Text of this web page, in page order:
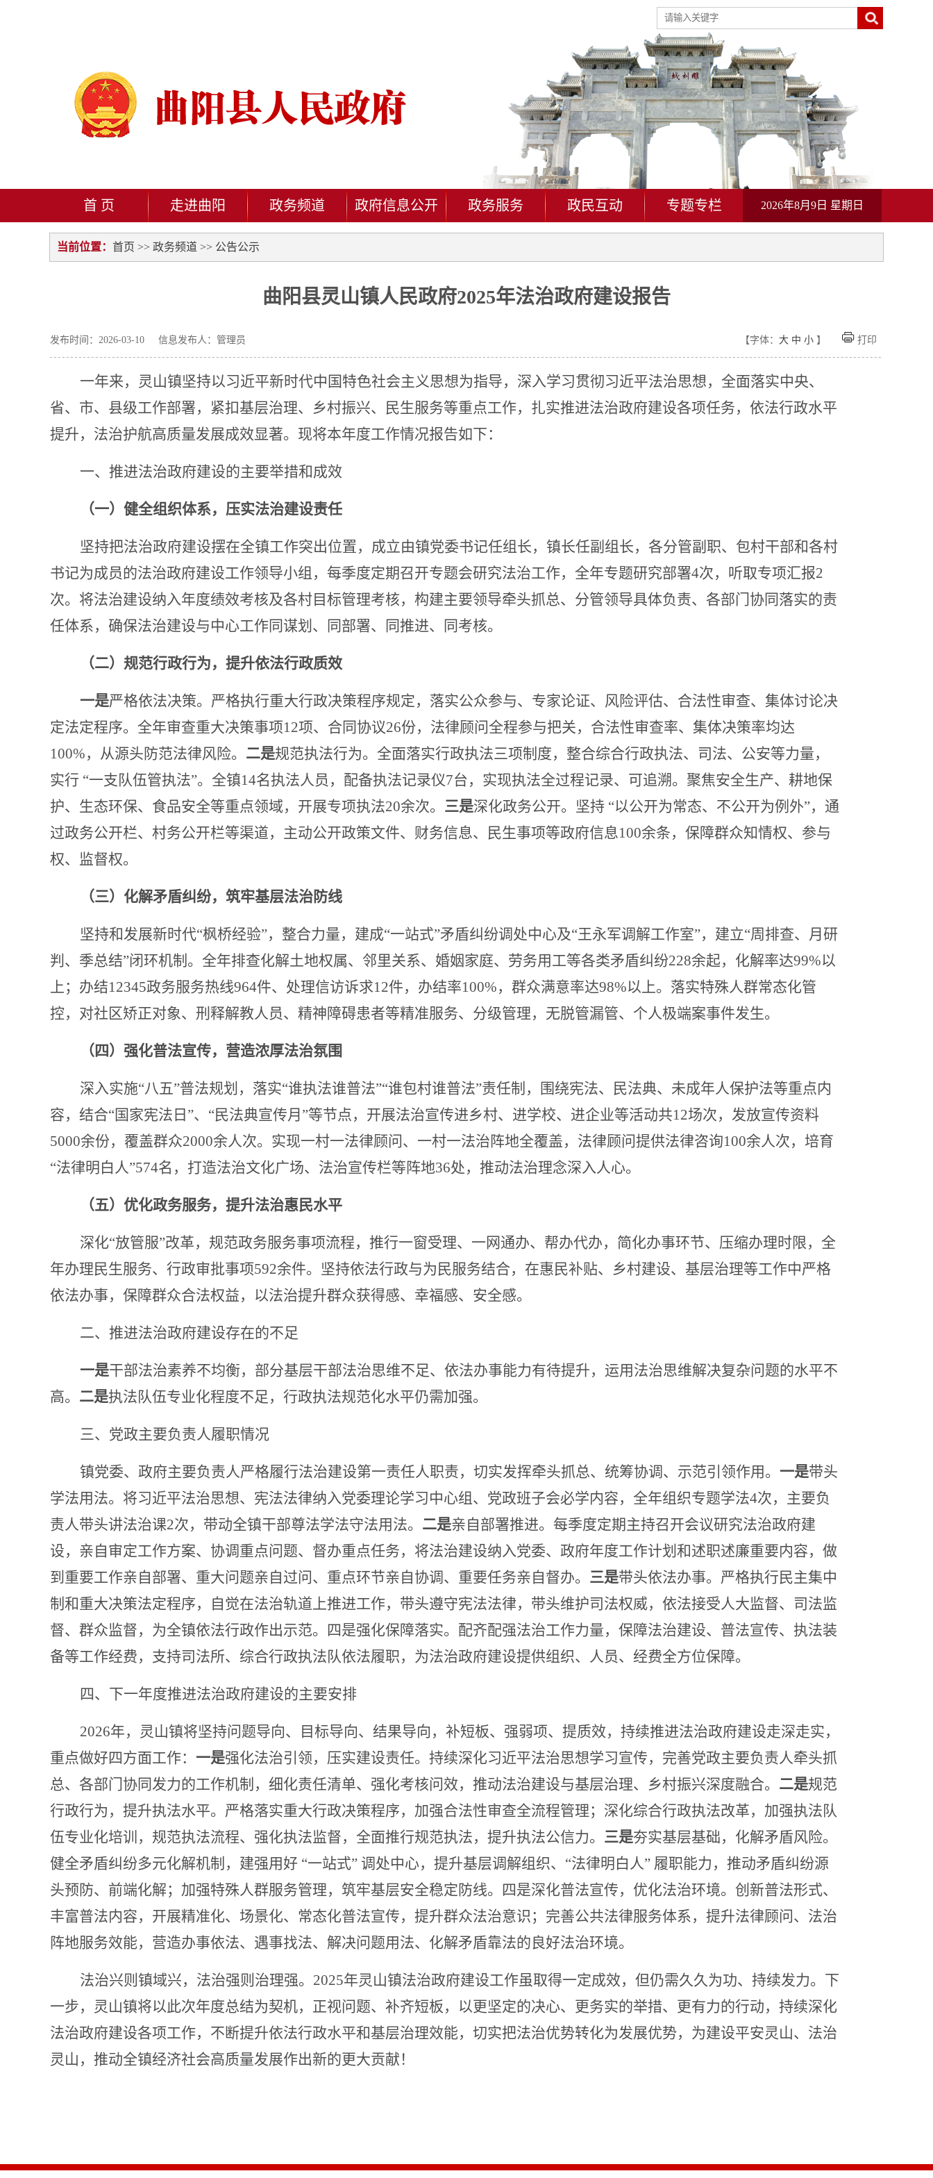
首 页 走进曲阳 政务频道 政府信息公开 政务服务 政民互动 专题专栏 2026年8月9日 星期日
当前位置： 首页 >> 政务频道 >> 公告公示
曲阳县灵山镇人民政府2025年法治政府建设报告
发布时间：2026-03-10 信息发布人：管理员 【字体： 大 中 小 】 打印
一年来，灵山镇坚持以习近平新时代中国特色社会主义思想为指导，深入学习贯彻习近平法治思想，全面落实中央、
省、市、县级工作部署，紧扣基层治理、乡村振兴、民生服务等重点工作，扎实推进法治政府建设各项任务，依法行政水平
提升，法治护航高质量发展成效显著。现将本年度工作情况报告如下：
一、推进法治政府建设的主要举措和成效
（一）健全组织体系，压实法治建设责任
坚持把法治政府建设摆在全镇工作突出位置，成立由镇党委书记任组长，镇长任副组长，各分管副职、包村干部和各村
书记为成员的法治政府建设工作领导小组，每季度定期召开专题会研究法治工作，全年专题研究部署4次，听取专项汇报2
次。将法治建设纳入年度绩效考核及各村目标管理考核，构建主要领导牵头抓总、分管领导具体负责、各部门协同落实的责
任体系，确保法治建设与中心工作同谋划、同部署、同推进、同考核。
（二）规范行政行为，提升依法行政质效
一是严格依法决策。严格执行重大行政决策程序规定，落实公众参与、专家论证、风险评估、合法性审查、集体讨论决
定法定程序。全年审查重大决策事项12项、合同协议26份，法律顾问全程参与把关，合法性审查率、集体决策率均达
100%，从源头防范法律风险。 二是规范执法行为。全面落实行政执法三项制度，整合综合行政执法、司法、公安等力量，
实行 “一支队伍管执法”。全镇14名执法人员，配备执法记录仪7台，实现执法全过程记录、可追溯。聚焦安全生产、耕地保
护、生态环保、食品安全等重点领域，开展专项执法20余次。 三是深化政务公开。坚持 “以公开为常态、不公开为例外”，通
过政务公开栏、村务公开栏等渠道，主动公开政策文件、财务信息、民生事项等政府信息100余条，保障群众知情权、参与
权、监督权。
（三）化解矛盾纠纷，筑牢基层法治防线
坚持和发展新时代“枫桥经验”，整合力量，建成“一站式”矛盾纠纷调处中心及“王永军调解工作室”，建立“周排查、月研
判、季总结”闭环机制。全年排查化解土地权属、邻里关系、婚姻家庭、劳务用工等各类矛盾纠纷228余起，化解率达99%以
上；办结12345政务服务热线964件、处理信访诉求12件，办结率100%，群众满意率达98%以上。落实特殊人群常态化管
控，对社区矫正对象、刑释解教人员、精神障碍患者等精准服务、分级管理，无脱管漏管、个人极端案事件发生。
（四）强化普法宣传，营造浓厚法治氛围
深入实施“八五”普法规划，落实“谁执法谁普法”“谁包村谁普法”责任制，围绕宪法、民法典、未成年人保护法等重点内
容，结合“国家宪法日”、“民法典宣传月”等节点，开展法治宣传进乡村、进学校、进企业等活动共12场次，发放宣传资料
5000余份，覆盖群众2000余人次。实现一村一法律顾问、一村一法治阵地全覆盖，法律顾问提供法律咨询100余人次，培育
“法律明白人”574名，打造法治文化广场、法治宣传栏等阵地36处，推动法治理念深入人心。
（五）优化政务服务，提升法治惠民水平
深化“放管服”改革，规范政务服务事项流程，推行一窗受理、一网通办、帮办代办，简化办事环节、压缩办理时限，全
年办理民生服务、行政审批事项592余件。坚持依法行政与为民服务结合，在惠民补贴、乡村建设、基层治理等工作中严格
依法办事，保障群众合法权益，以法治提升群众获得感、幸福感、安全感。
二、推进法治政府建设存在的不足
一是干部法治素养不均衡，部分基层干部法治思维不足、依法办事能力有待提升，运用法治思维解决复杂问题的水平不
高。 二是执法队伍专业化程度不足，行政执法规范化水平仍需加强。
三、党政主要负责人履职情况
镇党委、政府主要负责人严格履行法治建设第一责任人职责，切实发挥牵头抓总、统筹协调、示范引领作用。 一是带头
学法用法。将习近平法治思想、宪法法律纳入党委理论学习中心组、党政班子会必学内容，全年组织专题学法4次，主要负
责人带头讲法治课2次，带动全镇干部尊法学法守法用法。 二是亲自部署推进。每季度定期主持召开会议研究法治政府建
设，亲自审定工作方案、协调重点问题、督办重点任务，将法治建设纳入党委、政府年度工作计划和述职述廉重要内容，做
到重要工作亲自部署、重大问题亲自过问、重点环节亲自协调、重要任务亲自督办。 三是带头依法办事。严格执行民主集中
制和重大决策法定程序，自觉在法治轨道上推进工作，带头遵守宪法法律，带头维护司法权威，依法接受人大监督、司法监
督、群众监督，为全镇依法行政作出示范。四是强化保障落实。配齐配强法治工作力量，保障法治建设、普法宣传、执法装
备等工作经费，支持司法所、综合行政执法队依法履职，为法治政府建设提供组织、人员、经费全方位保障。
四、下一年度推进法治政府建设的主要安排
2026年，灵山镇将坚持问题导向、目标导向、结果导向，补短板、强弱项、提质效，持续推进法治政府建设走深走实，
重点做好四方面工作： 一是强化法治引领，压实建设责任。持续深化习近平法治思想学习宣传，完善党政主要负责人牵头抓
总、各部门协同发力的工作机制，细化责任清单、强化考核问效，推动法治建设与基层治理、乡村振兴深度融合。 二是规范
行政行为，提升执法水平。严格落实重大行政决策程序，加强合法性审查全流程管理；深化综合行政执法改革，加强执法队
伍专业化培训，规范执法流程、强化执法监督，全面推行规范执法，提升执法公信力。 三是夯实基层基础，化解矛盾风险。
健全矛盾纠纷多元化解机制，建强用好 “一站式” 调处中心，提升基层调解组织、“法律明白人” 履职能力，推动矛盾纠纷源
头预防、前端化解；加强特殊人群服务管理，筑牢基层安全稳定防线。四是深化普法宣传，优化法治环境。创新普法形式、
丰富普法内容，开展精准化、场景化、常态化普法宣传，提升群众法治意识；完善公共法律服务体系，提升法律顾问、法治
阵地服务效能，营造办事依法、遇事找法、解决问题用法、化解矛盾靠法的良好法治环境。
法治兴则镇域兴，法治强则治理强。 2025年灵山镇法治政府建设工作虽取得一定成效，但仍需久久为功、持续发力。下
一步，灵山镇将以此次年度总结为契机，正视问题、补齐短板，以更坚定的决心、更务实的举措、更有力的行动，持续深化
法治政府建设各项工作，不断提升依法行政水平和基层治理效能，切实把法治优势转化为发展优势，为建设平安灵山、法治
灵山，推动全镇经济社会高质量发展作出新的更大贡献！